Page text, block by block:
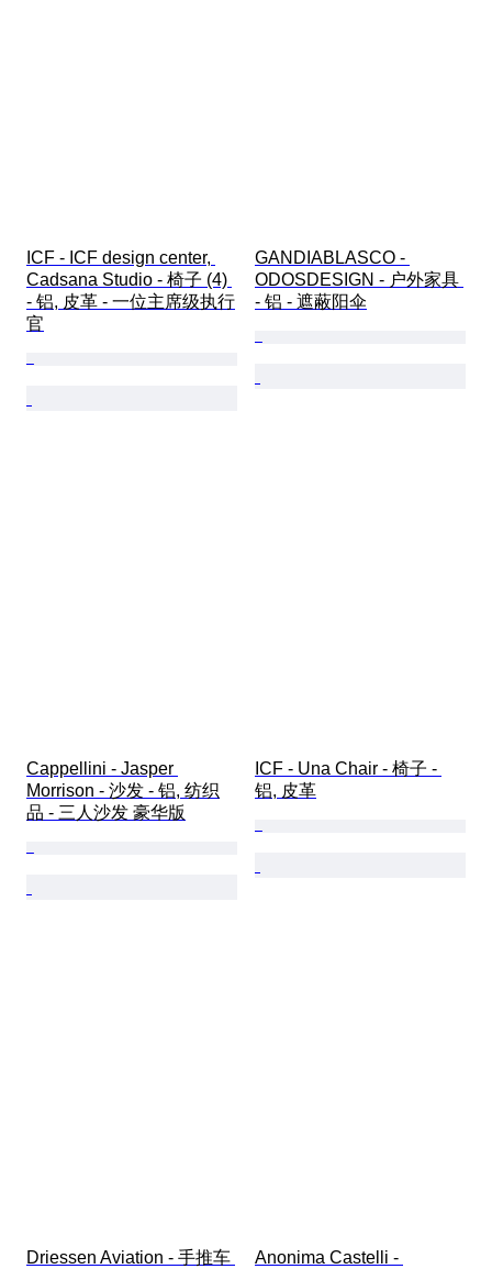
ICF - ICF design center,
Cadsana Studio - 椅子 (4)
- 铝, 皮革 - 一位主席级执行
官
GANDIABLASCO -
ODOSDESIGN - 户外家具
- 铝 - 遮蔽阳伞
Cappellini - Jasper
Morrison - 沙发 - 铝, 纺织
品 - 三人沙发 豪华版
ICF - Una Chair - 椅子 -
铝, 皮革
Driessen Aviation - 手推车
Anonima Castelli -